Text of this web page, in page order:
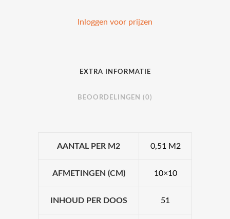
Inloggen voor prijzen
EXTRA INFORMATIE
BEOORDELINGEN (0)
AANTAL PER M2 0,51 M2
AFMETINGEN (CM) 10×10
INHOUD PER DOOS 51